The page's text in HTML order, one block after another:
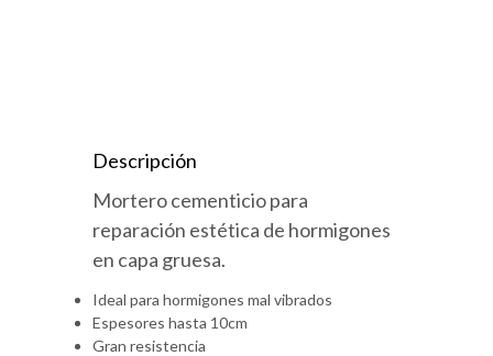
Descripción
Mortero cementicio para
reparación estética de hormigones
en capa gruesa.
Ideal para hormigones mal vibrados
Espesores hasta 10cm
Gran resistencia